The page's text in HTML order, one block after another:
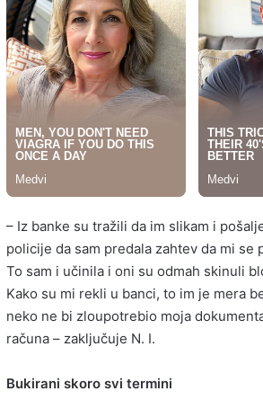
– Iz banke su tražili da im slikam i
policije da sam predala zahtev da mi se
To sam i učinila i oni su odmah skinuli
Kako su mi rekli u banci, to im je mera
neko ne bi zloupotrebio moja
računa – zaključuje N. I.
Bukirani skoro svi termini